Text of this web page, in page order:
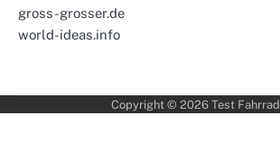
gross-grosser.de
world-ideas.info
Copyright © 2026 Test Fahrrad